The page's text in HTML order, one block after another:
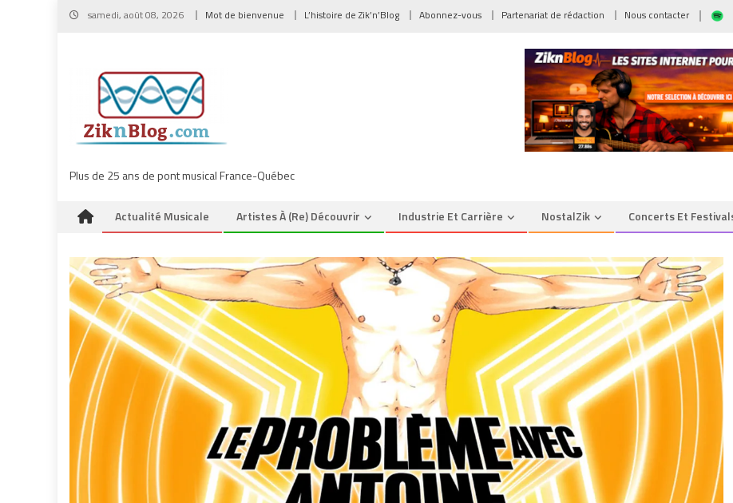
Skip
samedi, août 08, 2026 Mot de bienvenue L’histoire de Zik’n’Blog Abonnez-vous Partenariat de rédaction Nous contacter
Plus de 25 ans de pont musical France-Québec
Actualité Musicale Artistes À (re) Découvrir Industrie Et Carrière NostalZik Concerts Et